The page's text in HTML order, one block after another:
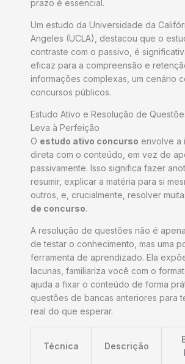
prazo é essencial.
Um estudo da Universidade da
Angeles (UCLA), destacou que o
contraste com o passivo, é
eficaz para a compreensão e
informações complexas, um cenário
concursos públicos.
Estudo Ativo e Resolução de
Leva à Perfeição
O estudo ativo concurso envolve a
direta com o conteúdo, em vez de
passivamente. Isso significa fazer
resumir, explicar a matéria para si
outros, e, crucialmente, resolver
de concurso.
A resolução de questões não é
de testar o conhecimento, mas uma
ferramenta de aprendizado. Ela
lacunas, familiariza você com o
ajuda a fixar o conteúdo de forma
questões de bancas anteriores para
real do que esperar.
Técnica Descrição